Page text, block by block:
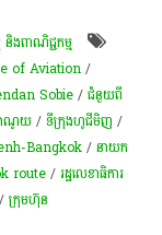
និងពាណិជ្ជកម្ម
of Aviation /
Sobie /ជំនួយពី
ាណូយ /ទីក្រុងហូជីមិញ /
Bangkok /នាយក
route /រដ្ឋលេខាធិការ
/ក្រុមហ៊ុន